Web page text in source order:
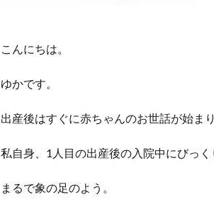
こんにちは。
ゆかです。
出産後はすぐに赤ちゃんのお世話が始ま
私自身、1人目の出産後の入院中にびっく
まるで象の足のよう。